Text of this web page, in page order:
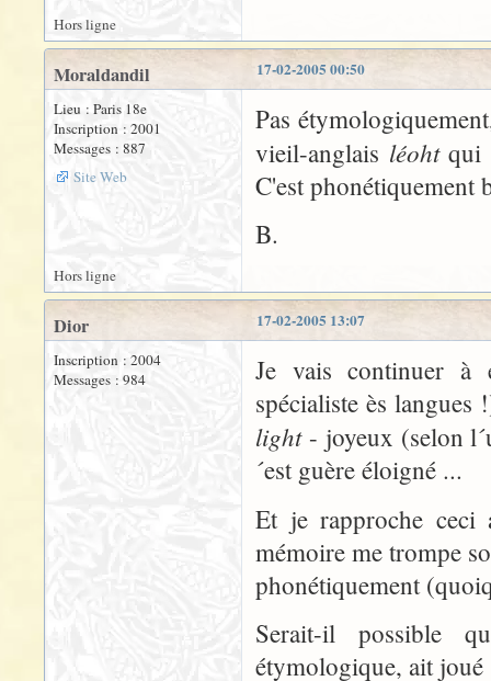
Hors ligne
17-02-2005 00:50
Moraldandil
Lieu : Paris 18e
Inscription : 2001
Messages : 887
Site Web
Pas
vieil-anglais léohtqui
C'est phonétiquement
B.
Hors ligne
17-02-2005 13:07
Dior
Inscription : 2004
Messages : 984
Je vais continuer à
spécialiste ès
light- joyeux (selon
´est guère éloigné ...
Et je rapproche ceci
mémoire me trompe
phonétiquement
Serait-il possible
étymologique, ait joué